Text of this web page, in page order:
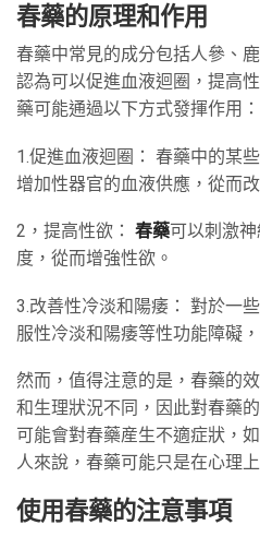
春藥的原理和作用
春藥中常見的成分包括人參、
認為可以促進血液迴圈，提高
藥可能通過以下方式發揮作用：
1.促進血液迴圈： 春藥中的某
增加性器官的血液供應，從而
2，提高性欲： 春藥可以刺激
度，從而增強性欲。
3.改善性冷淡和陽痿： 對於一
服性冷淡和陽痿等性功能障礙
然而，值得注意的是，春藥的
和生理狀況不同，因此對春藥
可能會對春藥産生不適症狀，
人來說，春藥可能只是在心理
使用春藥的注意事項